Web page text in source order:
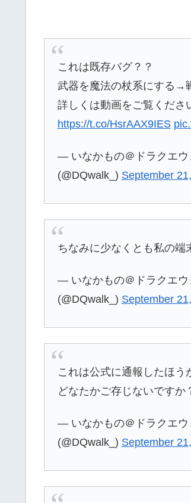
これは既存バグ？？
武器を魔法の杖系にする→
詳しくは動画をご覧くださ
https://t.co/HsrAAX9IES
— いなかもの＠ドラクエウ
(@DQwalk_) September
ちなみに少なくとも私の端
— いなかもの＠ドラクエウ
(@DQwalk_) September
これは公式に通報したほう
どなたかご存じないですか
— いなかもの＠ドラクエウ
(@DQwalk_) September